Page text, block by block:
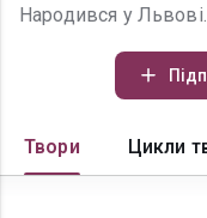
Твори Цикли